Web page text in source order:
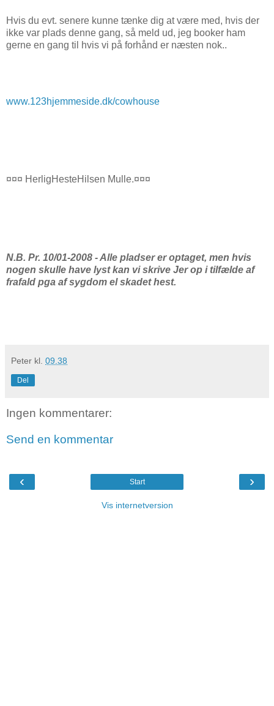
Hvis du evt. senere kunne tænke dig at være med, hvis der
ikke var plads denne gang, så meld ud, jeg booker ham
gerne en gang til hvis vi på forhånd er næsten nok..
www.123hjemmeside.dk/cowhouse
¤¤¤ HerligHesteHilsen Mulle.¤¤¤
N.B. Pr. 10/01-2008 - Alle pladser er optaget, men hvis
nogen skulle have lyst kan vi skrive Jer op i tilfælde af
frafald pga af sygdom el skadet hest.
Peter kl. 09.38
Del
Ingen kommentarer:
Send en kommentar
‹ ›
Start
Vis internetversion